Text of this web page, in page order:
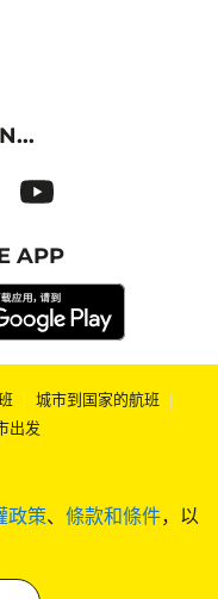
政策、 條款和條件，以
APP
| 城市到国家的航班 |
出发